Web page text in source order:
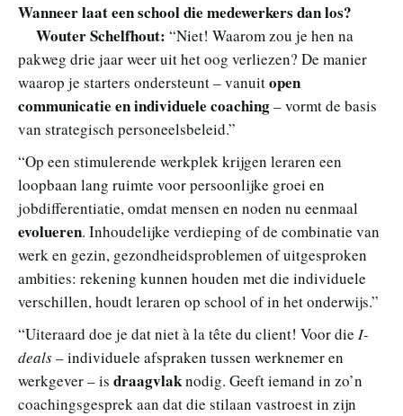
Wanneer laat een school die medewerkers dan los?
Wouter Schelfhout: “Niet! Waarom zou je hen na
pakweg drie jaar weer uit het oog verliezen? De manier
waarop je starters ondersteunt – vanuitopen
communicatie en individuele coaching– vormt de basis
van strategisch personeelsbeleid.”
“Op een stimulerende werkplek krijgen leraren een
loopbaan lang ruimte voor persoonlijke groei en
jobdifferentiatie, omdat mensen en noden nu eenmaal
evolueren. Inhoudelijke verdieping of de combinatie van
werk en gezin, gezondheidsproblemen of uitgesproken
ambities: rekening kunnen houden met die individuele
verschillen, houdt leraren op school of in het onderwijs.”
“Uiteraard doe je dat niet à la tête du client! Voor die I-
deals– individuele afspraken tussen werknemer en
werkgever – is draagvlaknodig. Geeft iemand in zo’n
coachingsgesprek aan dat die stilaan vastroest in zijn